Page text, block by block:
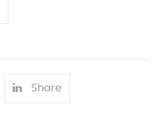
Share